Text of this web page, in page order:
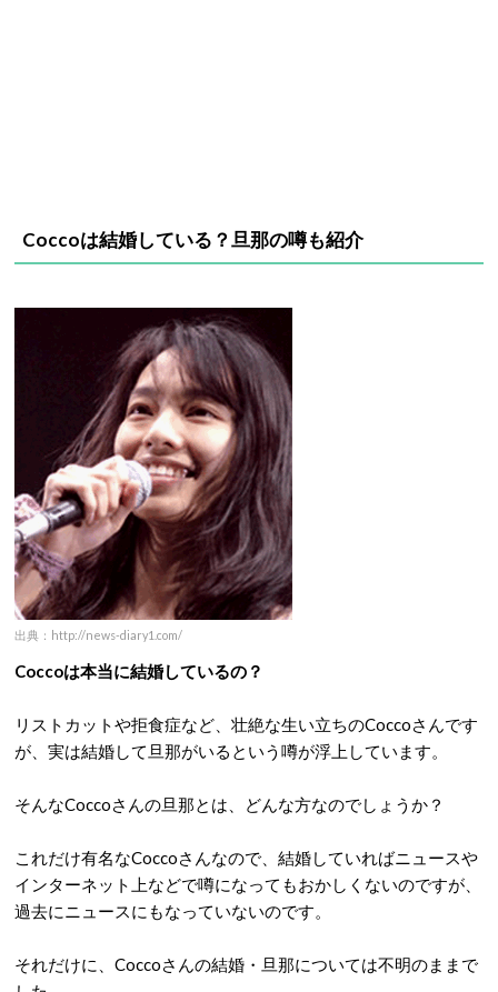
Coccoは結婚している？旦那の噂も紹介
出典：http://news-diary1.com/
Coccoは本当に結婚しているの？
リストカットや拒食症など、壮絶な生い立ちのCoccoさんです
が、実は結婚して旦那がいるという噂が浮上しています。
そんなCoccoさんの旦那とは、どんな方なのでしょうか？
これだけ有名なCoccoさんなので、結婚していればニュースや
インターネット上などで噂になってもおかしくないのですが、
過去にニュースにもなっていないのです。
それだけに、Coccoさんの結婚・旦那については不明のままで